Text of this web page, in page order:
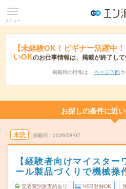
メニュー
【未経験OK！ビギナー活躍中
いOKのお仕事情報は、掲載が終了し
掲載時の情報は、 ページ下部
お探しの条件に近
未読 掲載日 2026/08/07
【経験者向けマイスタ
ール製品づくりで機械操
交通費別途支給あり WEB登録OK